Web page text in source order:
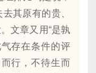
其原有的贵、
文章又用“是孰
存在条件的评
行，不待生而